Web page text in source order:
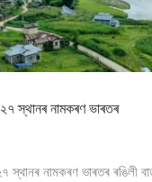
স্থানৰ নামকৰণ ভাৰতৰ
নামকৰণ ভাৰতৰ ৰঙিলী